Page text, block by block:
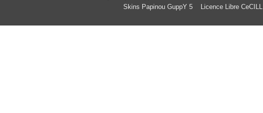
Skins Papinou GuppY 5
Licence Libre CeCILL